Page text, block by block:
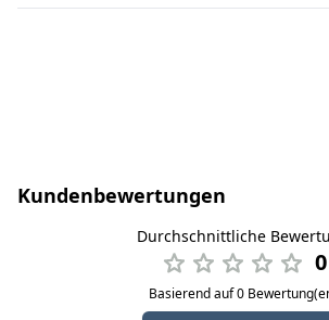
Kundenbewertungen
Durchschnittliche
0
Basierend auf 0